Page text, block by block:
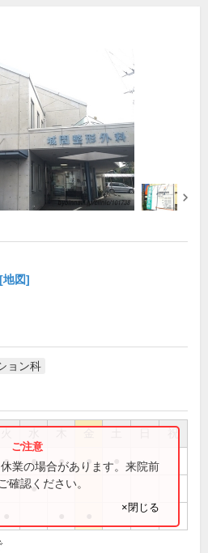
[地図]
ョン科
祝
● ● ● ●
●
業の場合があります。来院前
確認ください。
×閉じる